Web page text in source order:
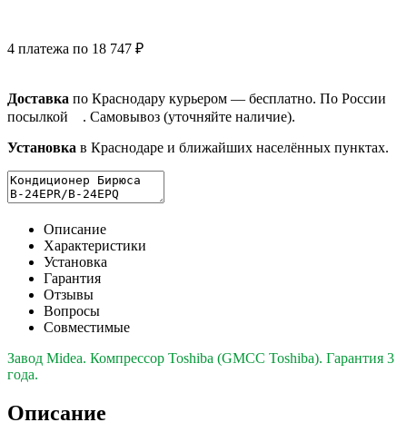
4 платежа по 18 747 ₽
Доставка по Краснодару курьером — бесплатно. По России
посылкой
. Самовывоз (уточняйте наличие).
Установка в Краснодаре и ближайших населённых пунктах.
Описание
Характеристики
Установка
Гарантия
Отзывы
Вопросы
Совместимые
Завод Midea. Компрессор Toshiba (GMCC Toshiba). Гарантия 3
года.
Описание